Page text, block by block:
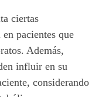
ciertas
pacientes que
Además,
influir en su
considerando